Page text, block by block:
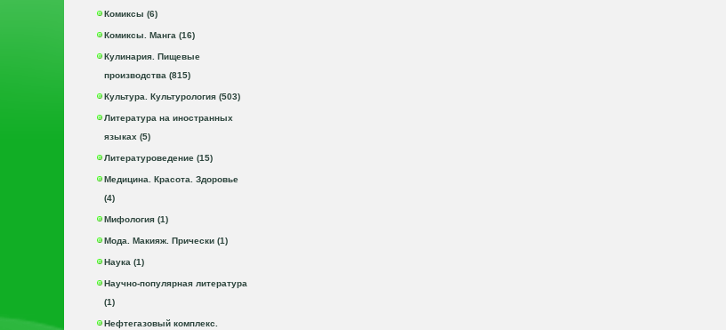
Комиксы (6)
Комиксы. Манга (16)
Кулинария. Пищевые
производства (815)
Культура. Культурология (503)
Литература на иностранных
языках (5)
Литературоведение (15)
Медицина. Красота. Здоровье
(4)
Мифология (1)
Мода. Макияж. Прически (1)
Наука (1)
Научно-популярная литература
(1)
Нефтегазовый комплекс.